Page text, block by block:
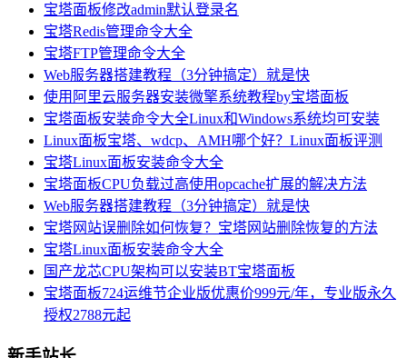
宝塔面板修改admin默认登录名
宝塔Redis管理命令大全
宝塔FTP管理命令大全
Web服务器搭建教程（3分钟搞定）就是快
使用阿里云服务器安装微擎系统教程by宝塔面板
宝塔面板安装命令大全Linux和Windows系统均可安装
Linux面板宝塔、wdcp、AMH哪个好？Linux面板评测
宝塔Linux面板安装命令大全
宝塔面板CPU负载过高使用opcache扩展的解决方法
Web服务器搭建教程（3分钟搞定）就是快
宝塔网站误删除如何恢复？宝塔网站删除恢复的方法
宝塔Linux面板安装命令大全
国产龙芯CPU架构可以安装BT宝塔面板
宝塔面板724运维节企业版优惠价999元/年，专业版永久
授权2788元起